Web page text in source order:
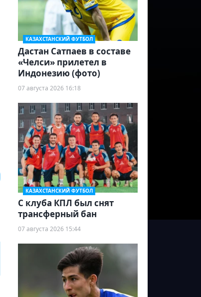
КАЗАХСТАНСКИЙ ФУТБОЛ
Дастан Сатпаев в составе
«Челси» прилетел в
Индонезию (фото)
07 августа 2026 16:18
КАЗАХСТАНСКИЙ ФУТБОЛ
С клуба КПЛ был снят
трансферный бан
07 августа 2026 15:44